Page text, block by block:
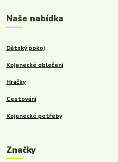
Naše nabídka
Dětský pokoj
Kojenecké oblečení
Hračky
Cestování
Kojenecké potřeby
Značky